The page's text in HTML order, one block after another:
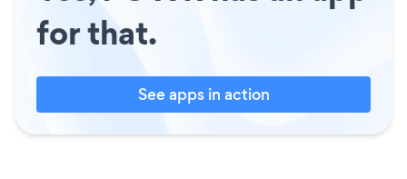
for that.
See apps in action